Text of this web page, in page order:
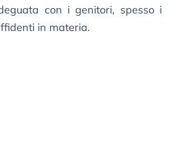
con i genitori, spesso i
in materia.